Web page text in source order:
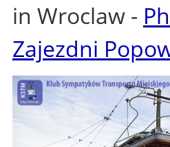
in Wroclaw -
Zajezdni